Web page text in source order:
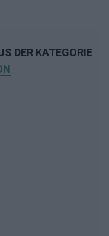
DER KATEGORIE